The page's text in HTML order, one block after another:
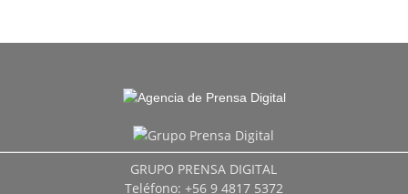
GRUPO PRENSA DIGITAL
Teléfono: +56 9 4817 5372